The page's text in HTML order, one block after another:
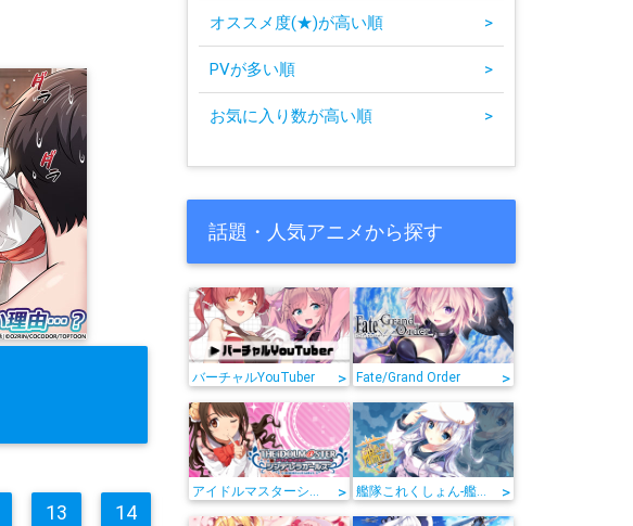
13 14 15 16 17 18 19
オススメ度(★)が高い順 >
PVが多い順 >
お気に入り数が高い順 >
話題・人気アニメから探す
バーチャルYouTuber > Fate/Grand Order >
> 艦隊これくしょん-艦これ- >